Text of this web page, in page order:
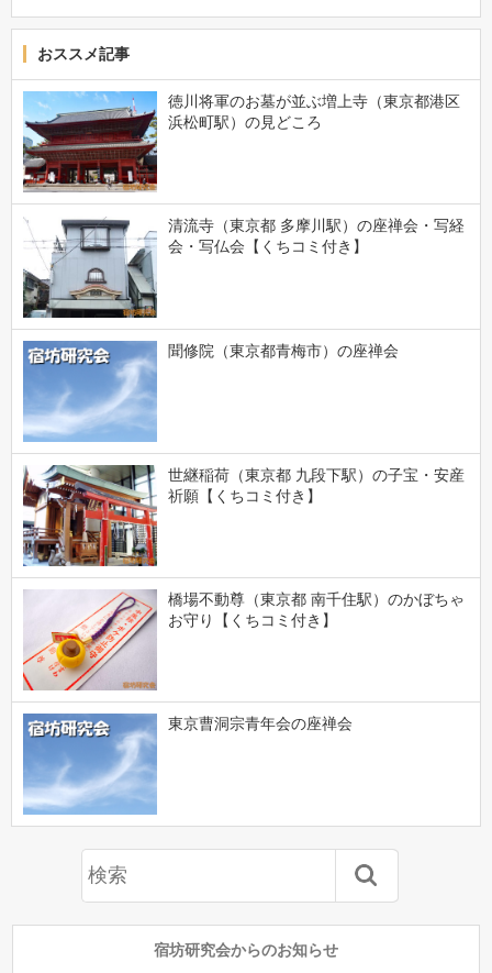
おススメ記事
徳川将軍のお墓が並ぶ増上寺（東京都港区
浜松町駅）の見どころ
清流寺（東京都 多摩川駅）の座禅会・写経
会・写仏会【くちコミ付き】
聞修院（東京都青梅市）の座禅会
世継稲荷（東京都 九段下駅）の子宝・安産
祈願【くちコミ付き】
橋場不動尊（東京都 南千住駅）のかぼちゃ
お守り【くちコミ付き】
東京曹洞宗青年会の座禅会
宿坊研究会からのお知らせ